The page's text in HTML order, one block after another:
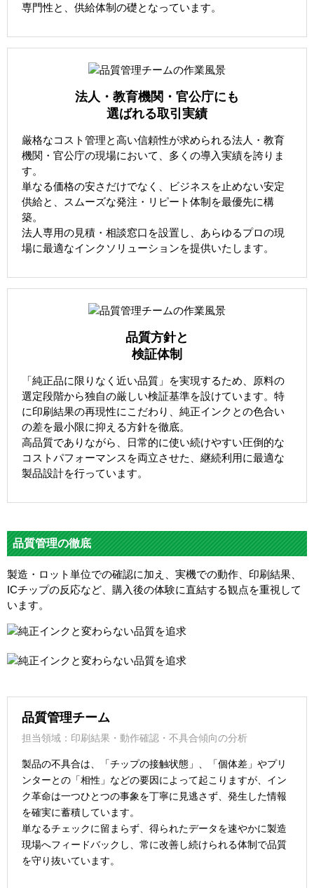
専門性と、供給体制の礎となっています。
法人・教育機関・官公庁にも
選ばれる取引実績
厳格なコスト管理と高い信頼性が求められる法人・教育
機関・官公庁の現場において、多くの導入実績を誇りま
す。
単なる価格の安さだけでなく、ビジネスを止めない安定
供給と、スムーズな発注・リピート体制を最優先に構
築。
法人専用の見積・相談窓口を設置し、あらゆるプロの現
場に最適なインクソリューションを提供いたします。
品質方針と
検証体制
「純正品に限りなく近い品質」を実現するため、原料の
選定段階から独自の厳しい検証基準を設けています。特
に印刷結果の再現性にこだわり、純正インクとの色合い
の差を最小限に抑える方針を徹底。
高品質でありながら、日常的に使い続けやすい圧倒的な
コストパフォーマンスを両立させた、継続利用に最適な
製品設計を行っています。
品質管理の徹底
製造・ロット単位での確認に加え、実機での動作、印刷結果、
ICチップの反応など、購入後の体験に直結する観点を重視して
います。
品質管理チーム
担当領域：印刷結果・動作確認・不具合傾向の分析
製品の不具合は、「チップの接触状態」、「個体差」やプリ
ンターとの「相性」などの要因によって起こりますが、イン
ク革命は一つひとつの事象を丁寧に見逃さず、発生した情報
を確実に蓄積しています。
単なるチェックに留まらず、得られたデータを速やかに製造
現場へフィードバックし、常に改善し続けられる体制で品質
を守り抜いています。